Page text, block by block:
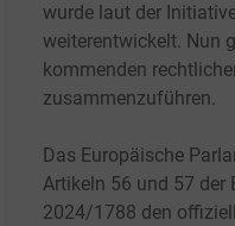
wurde laut der
weiterentwickelt. Nun
kommenden
zusammenzuführen.
Das Europäische
Artikeln 56 und 57 der
2024/1788 den